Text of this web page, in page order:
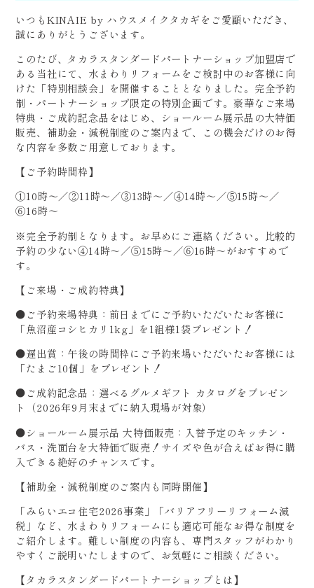
いつもKINAIE by ハウスメイクタカギをご愛顧いただき、
誠にありがとうございます。
このたび、タカラスタンダードパートナーショップ加盟店で
ある当社にて、水まわりリフォームをご検討中のお客様に向
けた「特別相談会」を開催することとなりました。完全予約
制・パートナーショップ限定の特別企画です。豪華なご来場
特典・ご成約記念品をはじめ、ショールーム展示品の大特価
販売、補助金・減税制度のご案内まで、この機会だけのお得
な内容を多数ご用意しております。
【ご予約時間枠】
①10時～／②11時～／③13時～／④14時～／⑤15時～／
⑥16時～
※完全予約制となります。お早めにご連絡ください。比較的
予約の少ない④14時～／⑤15時～／⑥16時～がおすすめで
す。
【ご来場・ご成約特典】
●ご予約来場特典：前日までにご予約いただいたお客様に
「魚沼産コシヒカリ1kg」を1組様1袋プレゼント！
●遅出賞：午後の時間枠にご予約来場いただいたお客様には
「たまご10個」をプレゼント！
●ご成約記念品：選べるグルメギフト カタログをプレゼン
ト（2026年9月末までに納入現場が対象）
●ショールーム展示品 大特価販売：入替予定のキッチン・
バス・洗面台を大特価で販売！サイズや色が合えばお得に購
入できる絶好のチャンスです。
【補助金・減税制度のご案内も同時開催】
「みらいエコ住宅2026事業」「バリアフリーリフォーム減
税」など、水まわりリフォームにも適応可能なお得な制度を
ご紹介します。難しい制度の内容も、専門スタッフがわかり
やすくご説明いたしますので、お気軽にご相談ください。
【タカラスタンダードパートナーショップとは】